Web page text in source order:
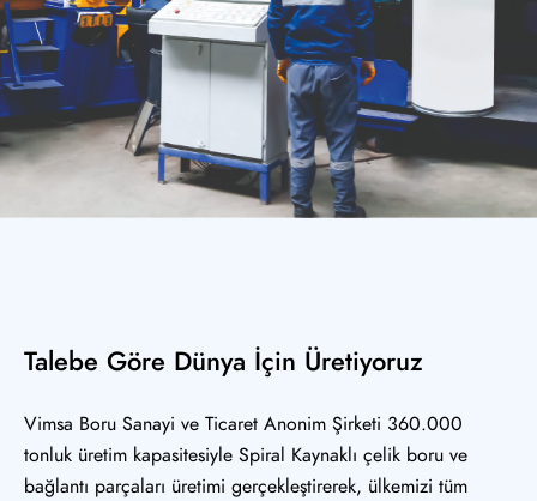
Talebe Göre Dünya İçin Üretiyoruz
Vimsa Boru Sanayi ve Ticaret Anonim Şirketi 360.000
tonluk üretim kapasitesiyle Spiral Kaynaklı çelik boru ve
bağlantı parçaları üretimi gerçekleştirerek, ülkemizi tüm